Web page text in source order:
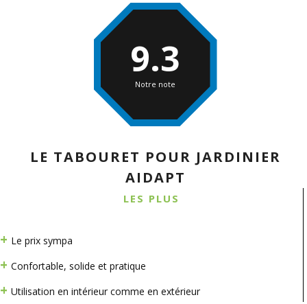
9.3
Notre note
LE TABOURET POUR JARDINIER
AIDAPT
LES PLUS
Le prix sympa
Confortable, solide et pratique
Utilisation en intérieur comme en extérieur